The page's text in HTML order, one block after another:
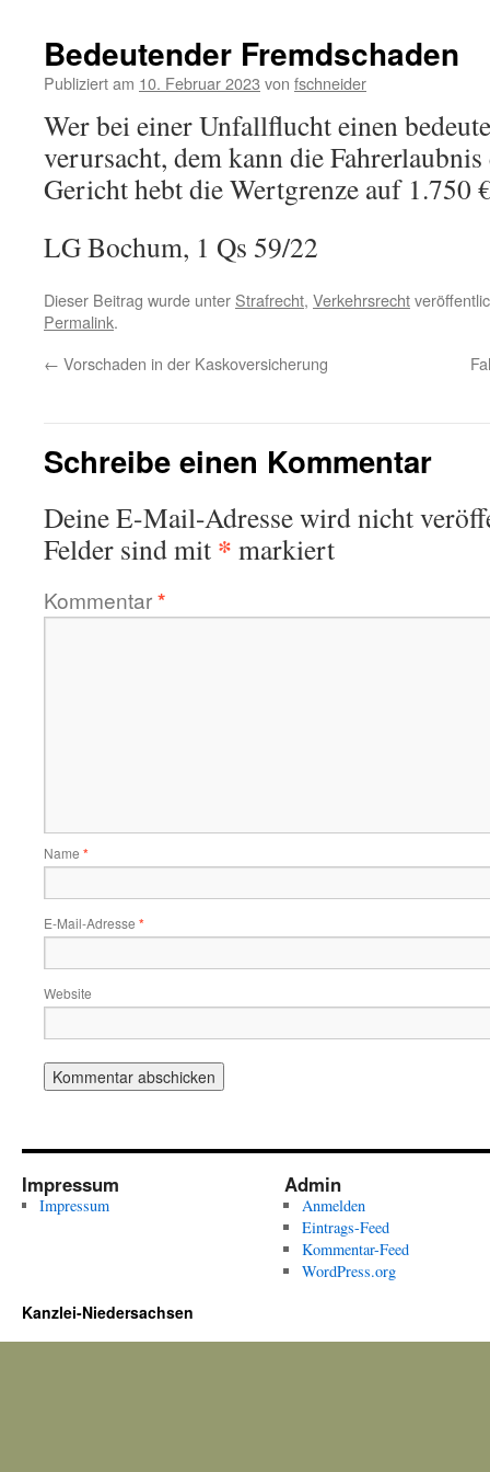
Bedeutender Fremdschaden
Publiziert am 10. Februar 2023 von fschneider
Wer bei einer Unfallflucht einen
verursacht, dem kann die
Gericht hebt die Wertgrenze auf 1.750
LG Bochum, 1 Qs 59/22
Dieser Beitrag wurde unter Strafrecht, Verkehrsrecht
Permalink.
← Vorschaden in der Kaskoversicherung
Schreibe einen Kommentar
Deine E-Mail-Adresse wird nicht
Felder sind mit * markiert
Kommentar*
Name *
E-Mail-Adresse *
Website
Impressum
Impressum
Admin
Anmelden
Eintrags-Feed
Kommentar-Feed
WordPress.org
Kanzlei-Niedersachsen